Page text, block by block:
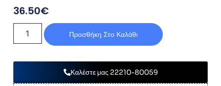
36.50€
Προσθήκη Στο Καλάθι
Καλέστε μας 22210-80059